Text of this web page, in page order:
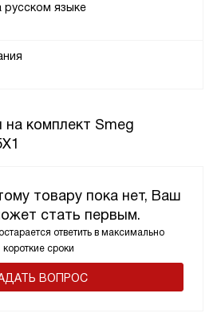
русском языке
комплект Smeg
товару пока нет, Ваш
стать первым.
ответить в максимально
короткие сроки
ВОПРОС